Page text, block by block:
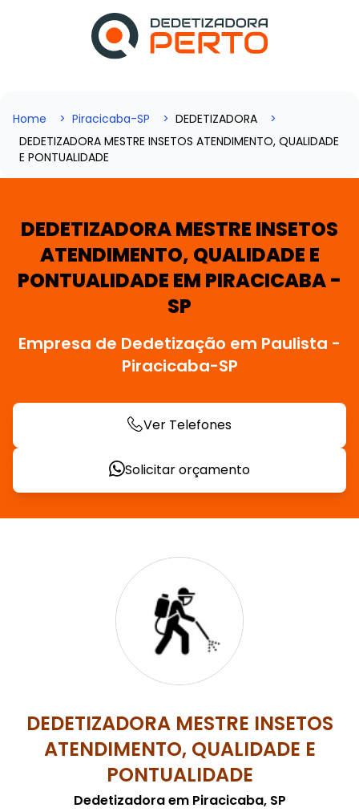
Home Piracicaba-SP
DEDETIZADORA
DEDETIZADORA MESTRE INSETOS ATENDIMENTO, QUALIDADE
E PONTUALIDADE
DEDETIZADORA MESTRE INSETOS
ATENDIMENTO, QUALIDADE E
PONTUALIDADE EM PIRACICABA -
SP
Empresa de Dedetização em Paulista -
Piracicaba-SP
Ver Telefones
Solicitar orçamento
DEDETIZADORA MESTRE INSETOS
ATENDIMENTO, QUALIDADE E
PONTUALIDADE
Dedetizadora em Piracicaba, SP